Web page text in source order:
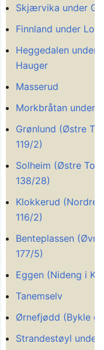
Skjærvika under
Finnland under
Heggedalen under
Hauger
Masserud
Morkbråtan under
Grønlund (Østre
119/2)
Solheim (Østre
138/28)
Klokkerud (Nordre
116/2)
Benteplassen (Øvre
177/5)
Eggen (Nideng i
Tanemselv
Ørnefjødd (Bykle
Strandestøyl under